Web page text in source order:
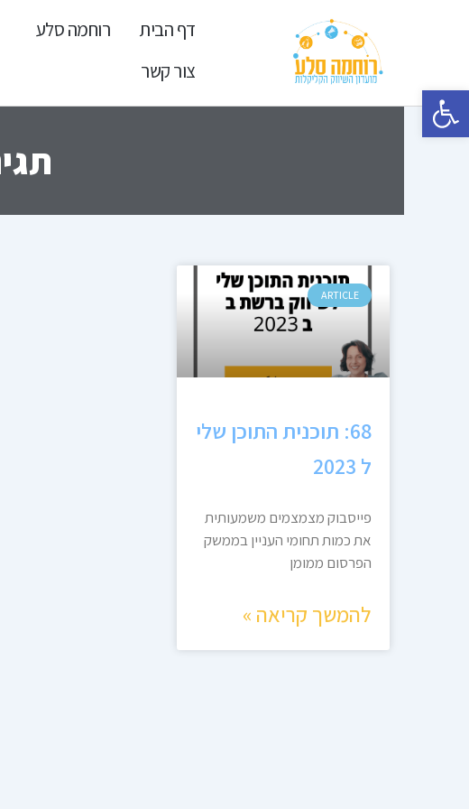
פתח סרגל נגישות
דף הבית רוחמה סלע
צור קשר
ARTICLE
68: תוכנית התוכן שלי
ל 2023
פייסבוק מצמצמים משמעותית
את כמות תחומי העניין בממשק
הפרסום ממומן
להמשך קריאה »